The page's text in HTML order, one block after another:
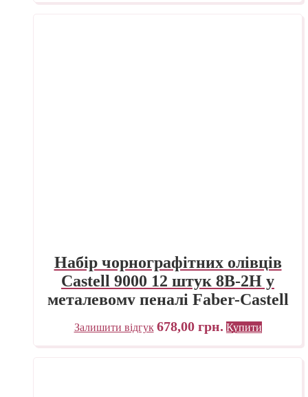
Набір чорнографітних олівців
Castell 9000 12 штук 8B-2H у
металевому пеналі Faber-Castell
Залишити відгук 678,00 грн. Купити